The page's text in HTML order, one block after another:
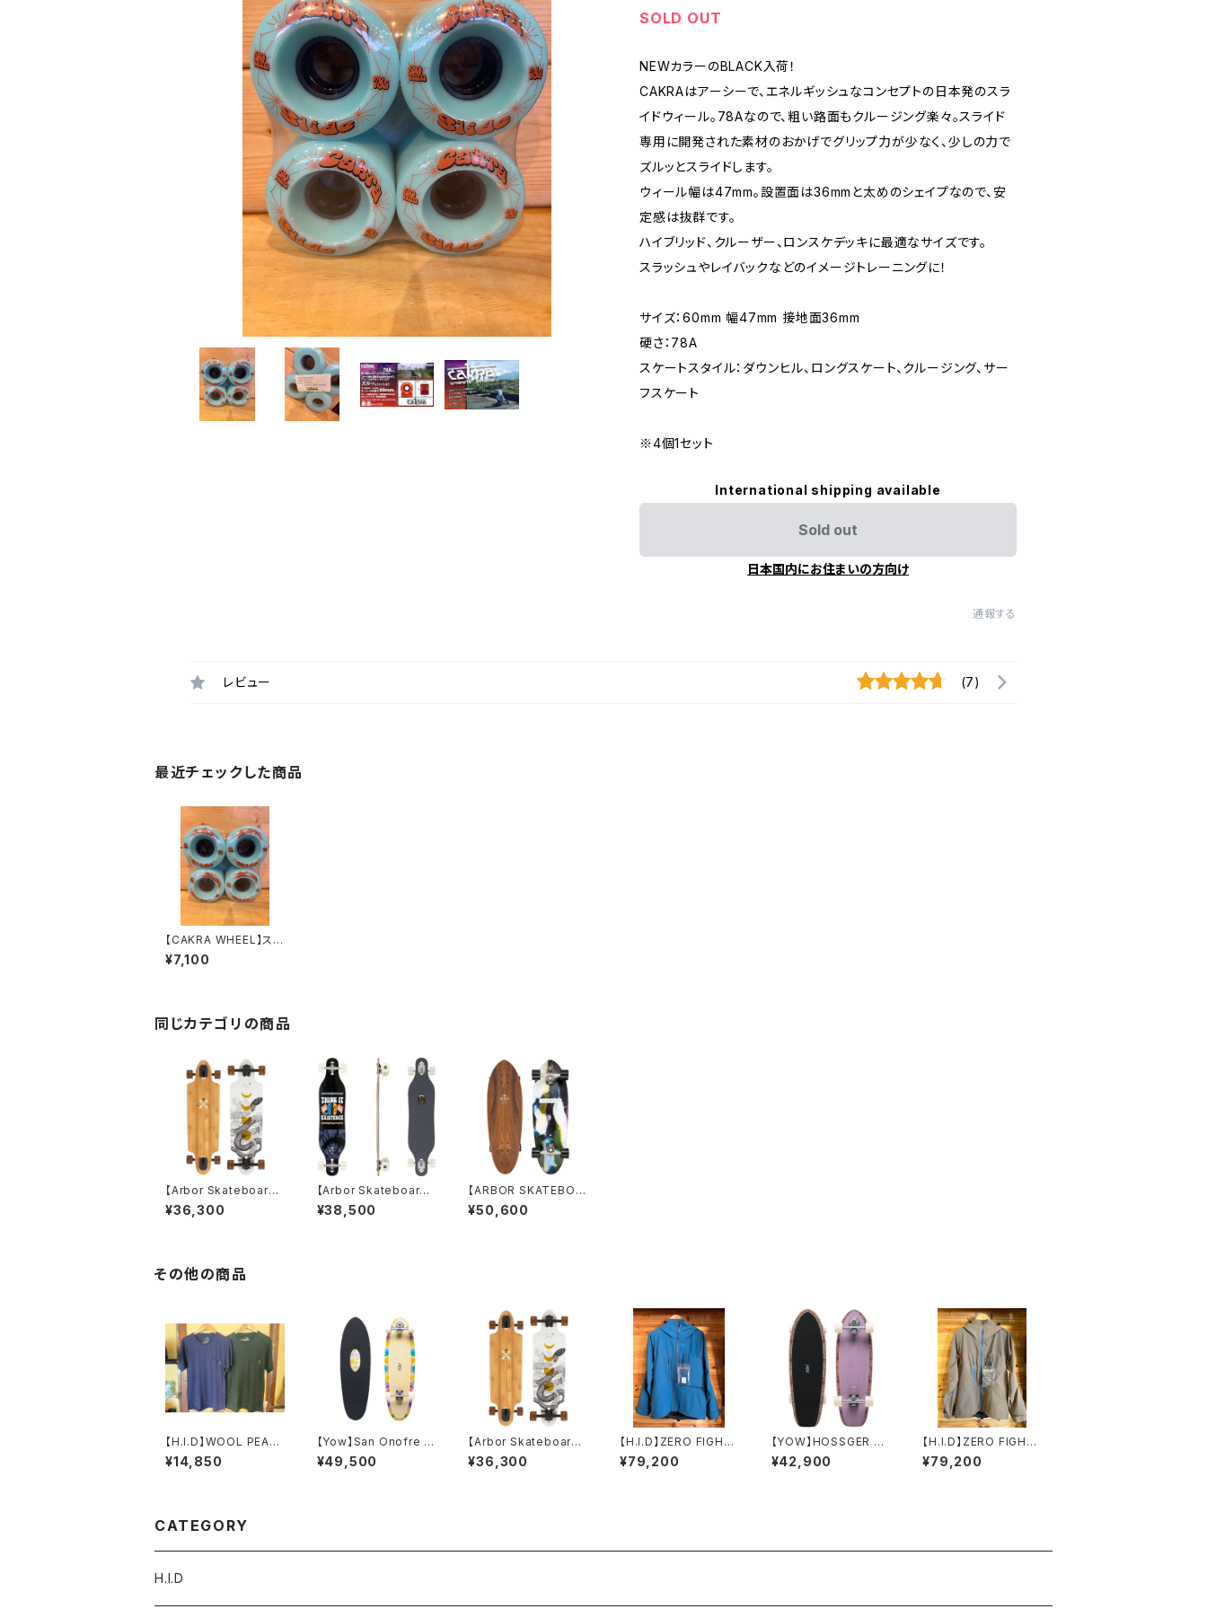
SOLD OUT
NEWカラーのBLACK入荷！
CAKRAはアーシーで、エネルギッシュなコンセプトの日本発のスラ
イドウィール。78Aなので、粗い路面もクルージング楽々。スライド
専用に開発された素材のおかげでグリップ力が少なく、少しの力で
ズルッとスライドします。
ウィール幅は47mm。設置面は36mmと太めのシェイプなので、安
定感は抜群です。
ハイブリッド、クルーザー、ロンスケデッキに最適なサイズです。
スラッシュやレイバックなどのイメージトレーニングに！
サイズ：60mm 幅47mm 接地面36mm
硬さ：78A
スケートスタイル：ダウンヒル、ロングスケート、クルージング、サー
フスケート
※4個1セット
International shipping available
Sold out
日本国内にお住まいの方向け
通報する
レビュー (7)
最近チェックした商品
【CAKRA WHEEL】スラ
イドウィール
¥7,100
同じカテゴリの商品
【Arbor Skateboard】
Zeppelin ロンスケコ
ンプリート
¥36,300
【Arbor Skateboard】
Axis 37" ARTIST SE
RIS ロンスケコンプリー
¥38,500
【ARBOR SKATEBOA
RDS】 Ryan Lovelac
e Shaper c/w CARV
¥50,600
その他の商品
【H.I.D】WOOL PEAC
E POCKET 3D TEE
¥14,850
【Yow】San Onofre 3
5.5"
¥49,500
【Arbor Skateboard】
Zeppelin ロンスケコ
ンプリート
¥36,300
【H.I.D】ZERO FIGHT
ER JACKET / AI / S
¥79,200
【YOW】HOSSGER 2
9"
¥42,900
【H.I.D】ZERO FIGHT
ER JACKET / KOGAR
ASHI / S
¥79,200
CATEGORY
H.I.D